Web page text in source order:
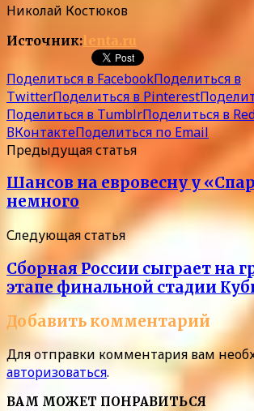
Николай Костюков
Источник:lenta.ru
Поделиться в FacebookПоделиться в
TwitterПоделиться в Pinterest
Поделиться в TumblrПоделиться в
ВКонтактеПоделиться по Email
Предыдущая статья
Шансов на евровесну у
немного
Следующая статья
Сборная России сыграет на
этапе финальной стадии
Добавить комментарий
Для отправки комментария вам
авторизоваться.
ВАМ МОЖЕТ ПОНРАВИТЬСЯ